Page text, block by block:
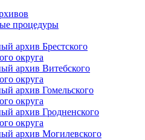
процедуры
архив Брестского
округа
архив Витебского
округа
архив Гомельского
округа
архив Гродненского
округа
архив Могилевского